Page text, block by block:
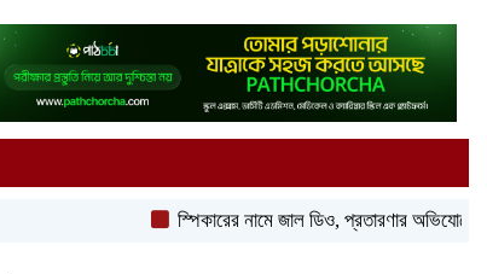
স্পিকারের নামে জাল ডিও, প্রতারণার অভিযোগে